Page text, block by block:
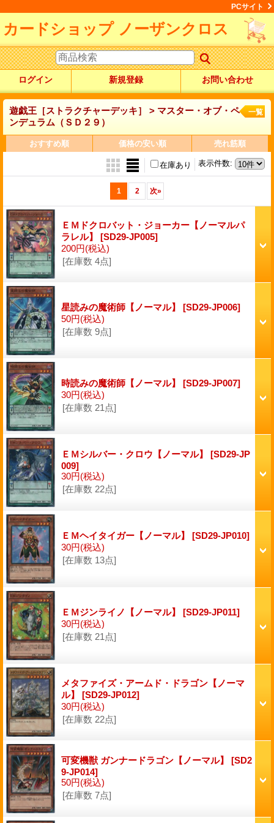
PCサイト
カードショップ ノーザンクロス
ログイン 新規登録 お問い合わせ
遊戯王［ストラクチャーデッキ］ > マスター・オブ・ペ
ンデュラム（ＳＤ２９）
一覧
おすすめ順 価格の安い順 売れ筋順
表示件数:
在庫あり
1 2 次»
ＥＭドクロバット・ジョーカー【ノーマルパ
ラレル】 [SD29-JP005]
200円(税込)
[在庫数 4点]
星読みの魔術師【ノーマル】 [SD29-JP006]
50円(税込)
[在庫数 9点]
時読みの魔術師【ノーマル】 [SD29-JP007]
30円(税込)
[在庫数 21点]
ＥＭシルバー・クロウ【ノーマル】 [SD29-JP
009]
30円(税込)
[在庫数 22点]
ＥＭヘイタイガー【ノーマル】 [SD29-JP010]
30円(税込)
[在庫数 13点]
ＥＭジンライノ【ノーマル】 [SD29-JP011]
30円(税込)
[在庫数 21点]
メタファイズ・アームド・ドラゴン【ノーマ
ル】 [SD29-JP012]
30円(税込)
[在庫数 22点]
可変機獣 ガンナードラゴン【ノーマル】 [SD2
9-JP014]
50円(税込)
[在庫数 7点]